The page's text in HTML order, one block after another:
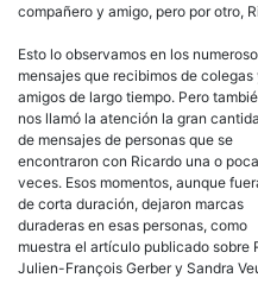
compañero y amigo, pero por otro,
Esto lo observamos en los
mensajes que recibimos de colegas
amigos de largo tiempo. Pero
nos llamó la atención la gran
de mensajes de personas que se
encontraron con Ricardo una o
veces. Esos momentos, aunque
de corta duración, dejaron marcas
duraderas en esas personas, como
muestra el artículo publicado sobre
Julien-François Gerber y Sandra